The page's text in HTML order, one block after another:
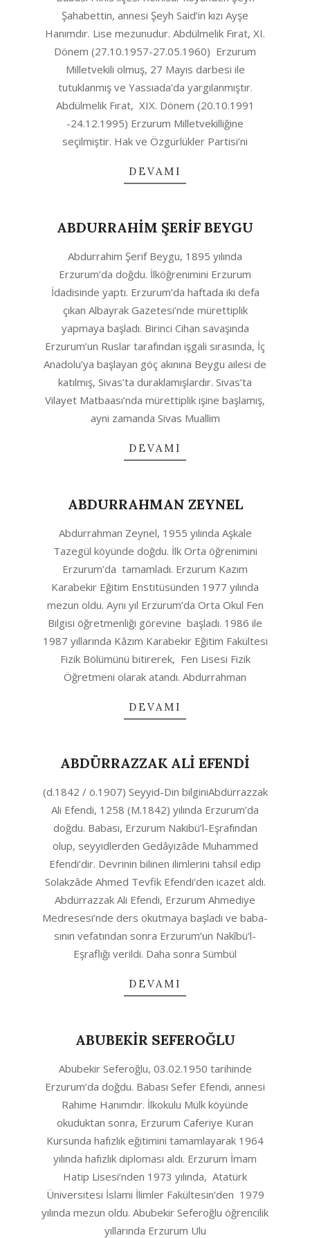
Şahabettin, annesi Şeyh Said’in kızı Ayşe
Hanımdır. Lise mezunudur. Abdülmelik Fırat, XI.
Dönem (27.10.1957-27.05.1960) Erzurum
Milletvekili olmuş, 27 Mayıs darbesi ile
tutuklanmış ve Yassıada’da yargılanmıştır.
Abdülmelik Fırat, XIX. Dönem (20.10.1991
-24.12.1995) Erzurum Milletvekilliğine
seçilmiştir. Hak ve Özgürlükler Partisi’ni
DEVAMI
ABDURRAHİM ŞERİF BEYGU
Abdurrahim Şerif Beygu, 1895 yılında
Erzurum’da doğdu. İlköğrenimini Erzurum
İdadisinde yaptı. Erzurum’da haftada iki defa
çıkan Albayrak Gazetesi’nde mürettiplik
yapmaya başladı. Birinci Cihan savaşında
Erzurum’un Ruslar tarafından işgali sırasında, İç
Anadolu’ya başlayan göç akınına Beygu ailesi de
katılmış, Sivas’ta duraklamışlardır. Sivas’ta
Vilayet Matbaası’nda mürettiplik işine başlamış,
ayni zamanda Sivas Muallim
DEVAMI
ABDURRAHMAN ZEYNEL
Abdurrahman Zeynel, 1955 yılında Aşkale
Tazegül köyünde doğdu. İlk Orta öğrenimini
Erzurum’da tamamladı. Erzurum Kazım
Karabekir Eğitim Enstitüsünden 1977 yılında
mezun oldu. Aynı yıl Erzurum’da Orta Okul Fen
Bilgisi öğretmenliği görevine başladı. 1986 ile
1987 yıllarında Kâzım Karabekir Eğitim Fakültesi
Fizik Bölümünü bitirerek, Fen Lisesi Fizik
Öğretmeni olarak atandı. Abdurrahman
DEVAMI
ABDÜRRAZZAK ALİ EFENDİ
10-
11
(d.1842 / ö.1907) Seyyid-Din bilginiAbdürrazzak
Ali Efendi, 1258 (M.1842) yılında Erzurum’da
doğdu. Babası, Erzurum Nakibü’l-Eşrafından
olup, seyyidlerden Gedâyizâde Muhammed
Efendi’dir. Devrinin bilinen ilimlerini tahsil edip
Solakzâde Ahmed Tevfik Efen­di’den icazet aldı.
Abdürrazzak Ali Efendi, Erzurum Ahmediye
Medresesi’nde ders okutmaya başla­dı ve baba­
sının vefatından sonra Erzurum’un Nakîbü’l-
Eşraflığı verildi. Daha sonra Sümbül
DEVAMI
ABUBEKİR SEFEROĞLU
05
Abubekir Seferoğlu, 03.02.1950 tarihinde
Erzurum’da doğdu. Babası Sefer Efendi, annesi
Rahime Hanımdır. İlkokulu Mülk köyünde
okuduktan sonra, Erzurum Caferiye Kuran
Kursunda hafızlık eğitimini tamamlayarak 1964
yılında hafızlık diploması aldı. Erzurum İmam
Hatip Lisesi’nden 1973 yılında, Atatürk
Üniversitesi İslami İlimler Fakültesin’den 1979
yılında mezun oldu. Abubekir Seferoğlu öğrencilik
yıllarında Erzurum Ulu